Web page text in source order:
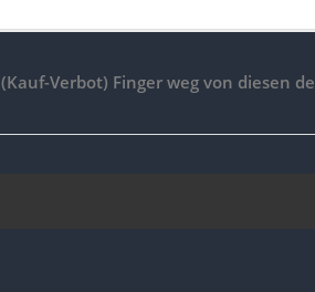
(Kauf-Verbot) Finger weg von diesen